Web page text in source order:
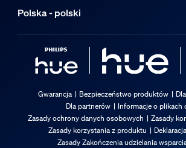
Polska - polski
Gwarancja Bezpieczeństwo produktów
Dla partnerów
Informacje o plikach
Zasady ochrony danych osobowych
Zasady
Zasady korzystania z produktu
Zasady Zakończenia udzielania